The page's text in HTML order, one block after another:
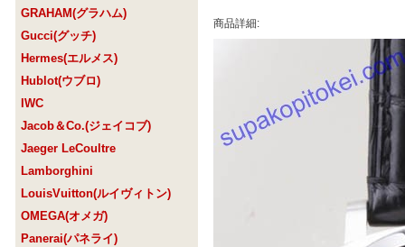
GRAHAM(グラハム)
Gucci(グッチ)
Hermes(エルメス)
Hublot(ウブロ)
IWC
Jacob＆Co.(ジェイコブ)
Jaeger LeCoultre
Lamborghini
LouisVuitton(ルイヴィトン)
OMEGA(オメガ)
Panerai(パネライ)
商品詳細: